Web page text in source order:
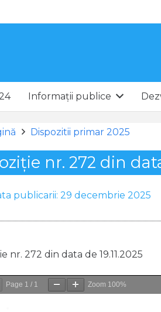
Informații publice
Dispozitii primar 2025
nr. 272 din data
publicarii:29 decembrie 2025
nr. 272 din data de 19.11.2025
Page 1 / 1 Zoom 100%